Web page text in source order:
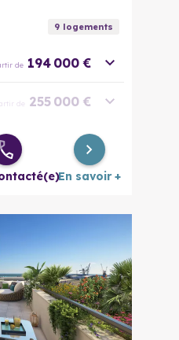
9logements
de 194 000 €
de 255 000 €
de 495 000 €
En savoir +